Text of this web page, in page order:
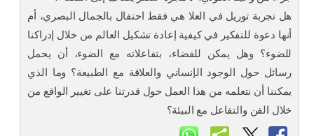
هل تجربة توريل في العلا هي فقط احتفال بالجمال البصري، أم
أنها دعوة للتفكير في كيفية إعادة تشكيل العالم من خلال إدراكنا
للضوء؟ وهل يمكن للفضاء، بتفاعلاته مع الضوء، أن يحمل
رسائل حول الوجود الإنساني والعلاقة مع الطبيعة؟ وما الذي
يمكننا أن نتعلمه من هذا العمل حول قدرتنا على تغيير الواقع من
خلال الفن والتفاعل مع البيئة؟